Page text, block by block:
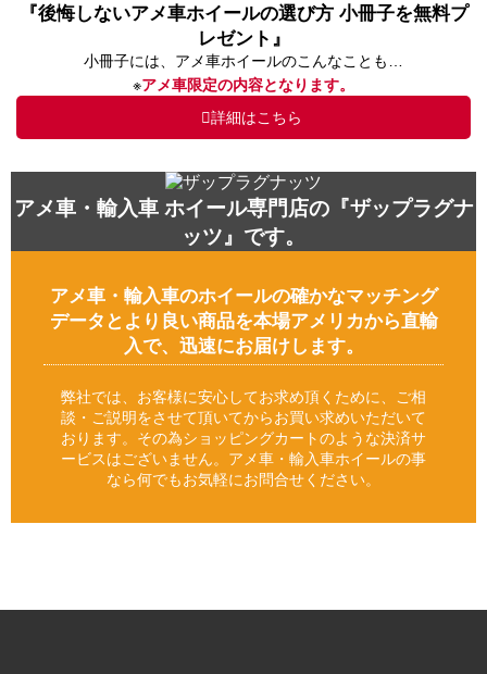
『後悔しないアメ車ホイールの選び方 小冊子を無料プ
レゼント』
小冊子には、アメ車ホイールのこんなことも…
※アメ車限定の内容となります。
詳細はこちら
アメ車・輸入車 ホイール専門店の『ザップラグナ
ッツ』です。
アメ車・輸入車のホイールの確かなマッチング
データとより良い商品を本場アメリカから直輸
入で、迅速にお届けします。
弊社では、お客様に安心してお求め頂くために、ご相
談・ご説明をさせて頂いてからお買い求めいただいて
おります。その為ショッピングカートのような決済サ
ービスはございません。アメ車・輸入車ホイールの事
なら何でもお気軽にお問合せください。